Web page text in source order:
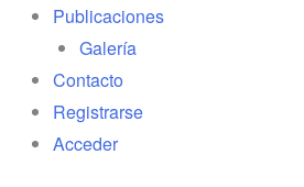
Publicaciones
Galería
Contacto
Registrarse
Acceder